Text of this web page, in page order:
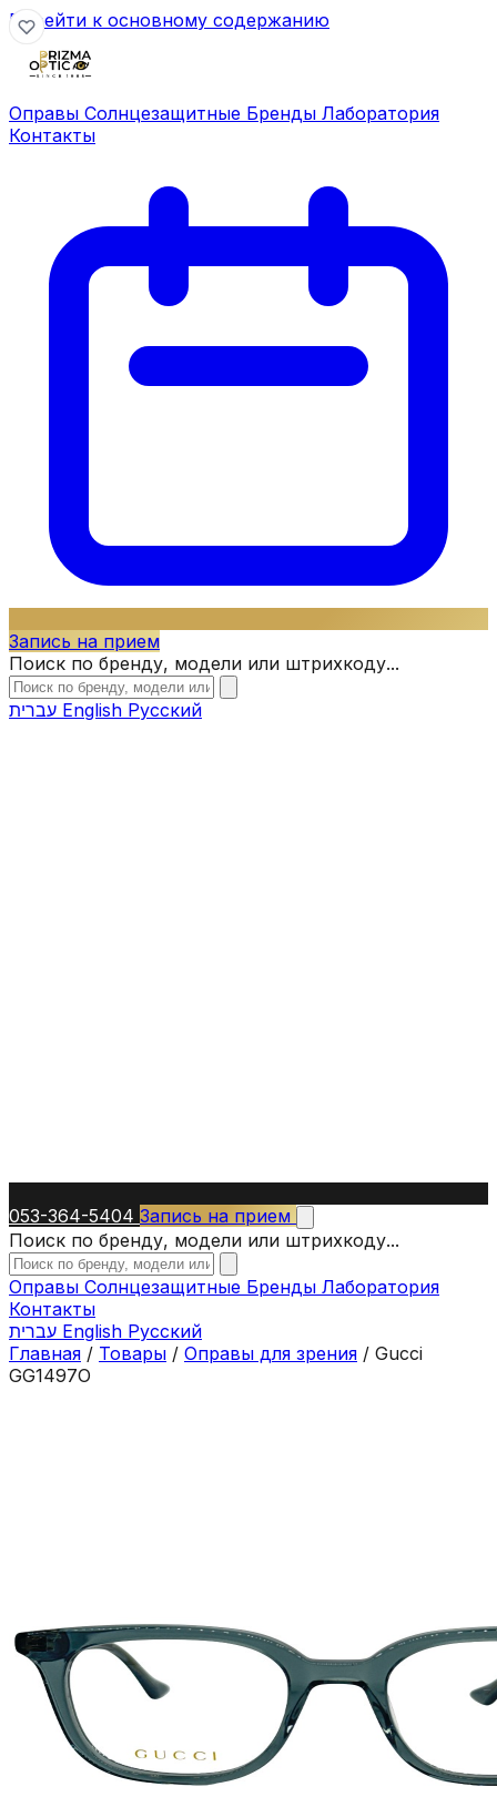
Перейти к основному содержанию
Оправы Солнцезащитные Бренды Лаборатория
Контакты
Запись на прием
Поиск по бренду, модели или штрихкоду...
English Русский
053-364-5404 Запись на прием
Поиск по бренду, модели или штрихкоду...
Оправы Солнцезащитные Бренды Лаборатория
Контакты
English Русский
Главная / Товары / Оправы для зрения / Gucci
GG1497O